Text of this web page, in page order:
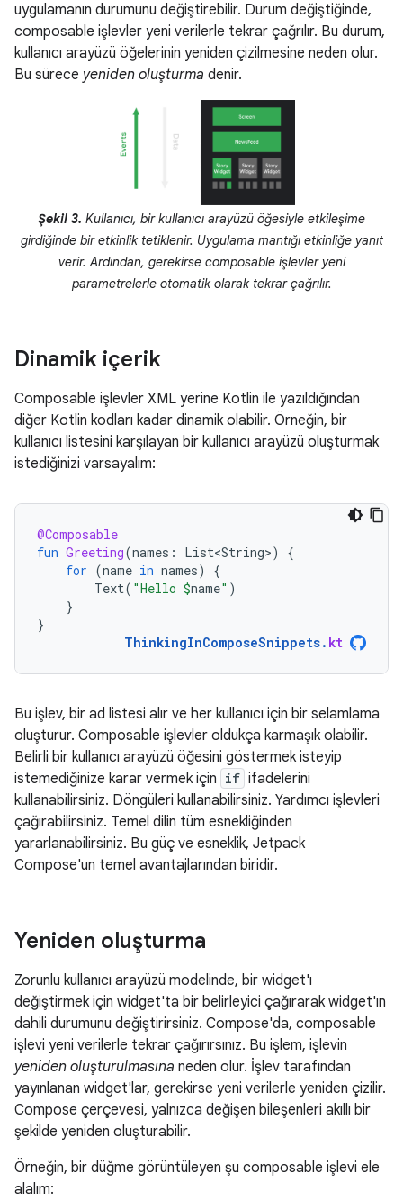
uygulamanın durumunu değiştirebilir. Durum değiştiğinde,
composable işlevler yeni verilerle tekrar çağrılır. Bu durum,
kullanıcı arayüzü öğelerinin yeniden çizilmesine neden olur.
Bu sürece yeniden oluşturma denir.
Şekil 3. Kullanıcı, bir kullanıcı arayüzü öğesiyle etkileşime
girdiğinde bir etkinlik tetiklenir. Uygulama mantığı etkinliğe yanıt
verir. Ardından, gerekirse composable işlevler yeni
parametrelerle otomatik olarak tekrar çağrılır.
Dinamik içerik
Composable işlevler XML yerine Kotlin ile yazıldığından
diğer Kotlin kodları kadar dinamik olabilir. Örneğin, bir
kullanıcı listesini karşılayan bir kullanıcı arayüzü oluşturmak
istediğinizi varsayalım:
@Composable
fun Greeting(names : List<String>)
{
for (name in names)
{
Text( "Hello $name" )
}
}
ThinkingInComposeSnippets. kt
Bu işlev, bir ad listesi alır ve her kullanıcı için bir selamlama
oluşturur. Composable işlevler oldukça karmaşık olabilir.
Belirli bir kullanıcı arayüzü öğesini göstermek isteyip
istemediğinize karar vermek için if ifadelerini
kullanabilirsiniz. Döngüleri kullanabilirsiniz. Yardımcı işlevleri
çağırabilirsiniz. Temel dilin tüm esnekliğinden
yararlanabilirsiniz. Bu güç ve esneklik, Jetpack
Compose'un temel avantajlarından biridir.
Yeniden oluşturma
Zorunlu kullanıcı arayüzü modelinde, bir widget'ı
değiştirmek için widget'ta bir belirleyici çağırarak widget'ın
dahili durumunu değiştirirsiniz. Compose'da, composable
işlevi yeni verilerle tekrar çağırırsınız. Bu işlem, işlevin
yeniden oluşturulmasına neden olur. İşlev tarafından
yayınlanan widget'lar, gerekirse yeni verilerle yeniden çizilir.
Compose çerçevesi, yalnızca değişen bileşenleri akıllı bir
şekilde yeniden oluşturabilir.
Örneğin, bir düğme görüntüleyen şu composable işlevi ele
alalım: